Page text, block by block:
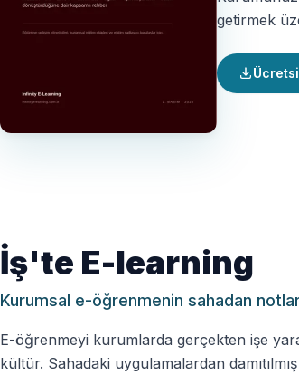
getirmek
İş'te E-learning
Kurumsal e-öğrenmenin sahadan
E-öğrenmeyi kurumlarda gerçekten işe
kültür. Sahadaki uygulamalardan